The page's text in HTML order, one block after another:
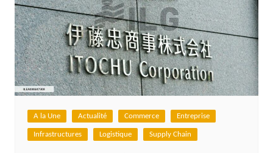
A la Une Actualité Commerce Entreprise
Infrastructures Logistique Supply Chain